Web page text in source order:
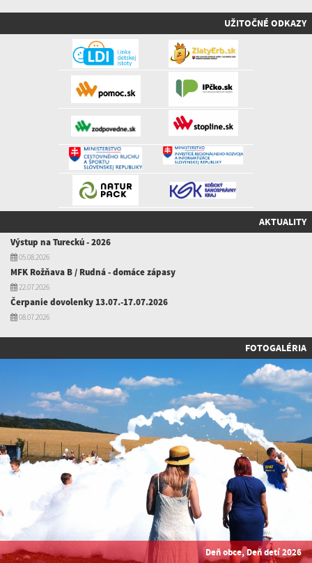
UŽITOČNÉ ODKAZY
AKTUALITY
Výstup na Tureckú - 2026
05.08.2026
MFK Rožňava B / Rudná - domáce zápasy
22.07.2026
Čerpanie dovolenky 13.07.-17.07.2026
08.07.2026
FOTOGALÉRIA
Deň obce, Deň detí 2026